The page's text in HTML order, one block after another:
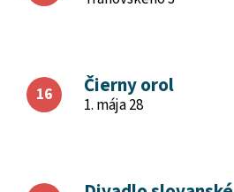
Čierny orol
1. mája 28